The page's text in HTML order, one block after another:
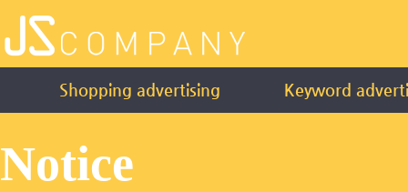
Shopping advertising Keyword
Notice